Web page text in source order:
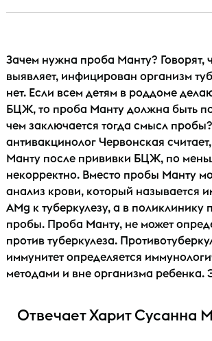
Зачем нужна проба Манту? Говорят,
выявляет, инфицирован организм
нет. Если всем детям в роддоме
БЦЖ, то проба Манту должна быть
чем заключается тогда смысл
антивакцинолог Червонская
Манту после прививки БЦЖ, по
некорректно. Вместо пробы Манту
анализ крови, который называется
AMg к туберкулезу, а в поликлинику
пробы. Проба Манту, не может
против туберкулеза.
иммунитет определяется
методами и вне организма ребенка.
Отвечает Харит Сусанна